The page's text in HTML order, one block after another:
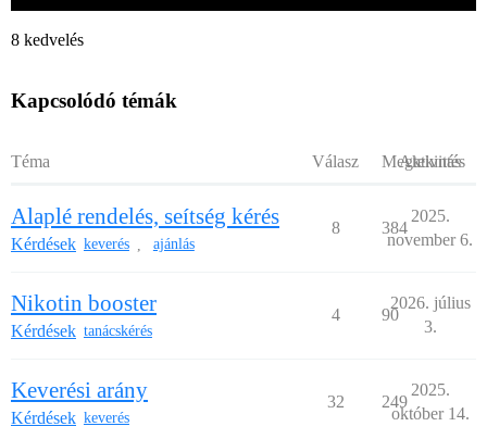
8 kedvelés
Kapcsolódó témák
Téma Válasz Megtekintés
Aktivitás
Alaplé rendelés, seítség kérés
Kérdések keverés ajánlás
8 384
2025.
november 6.
Nikotin booster
Kérdések tanácskérés
4 90
2026. július
3.
Keverési arány
Kérdések keverés
32 249
2025.
október 14.